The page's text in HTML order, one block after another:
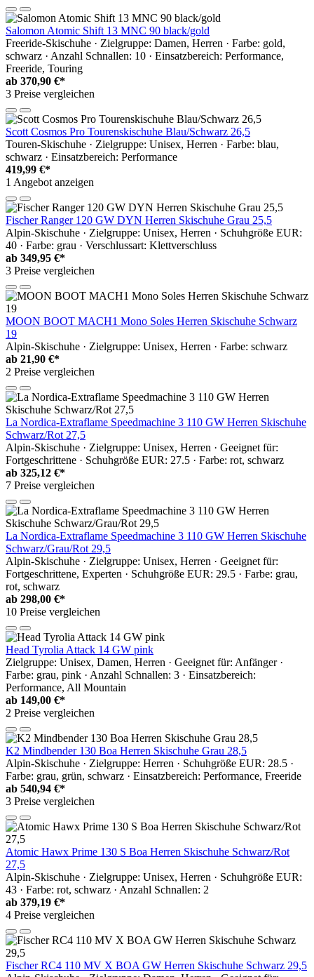
Salomon Atomic Shift 13 MNC 90 black/gold
Freeride-Skischuhe · Zielgruppe: Damen, Herren · Farbe: gold,
schwarz · Anzahl Schnallen: 10 · Einsatzbereich: Performance,
Freeride, Touring
ab 370,90 €*
3 Preise vergleichen
Scott Cosmos Pro Tourenskischuhe Blau/Schwarz 26,5
Touren-Skischuhe · Zielgruppe: Unisex, Herren · Farbe: blau,
schwarz · Einsatzbereich: Performance
419,99 €*
1 Angebot anzeigen
Fischer Ranger 120 GW DYN Herren Skischuhe Grau 25,5
Alpin-Skischuhe · Zielgruppe: Unisex, Herren · Schuhgröße EUR:
40 · Farbe: grau · Verschlussart: Klettverschluss
ab 349,95 €*
3 Preise vergleichen
MOON BOOT MACH1 Mono Soles Herren Skischuhe Schwarz
19
Alpin-Skischuhe · Zielgruppe: Unisex, Herren · Farbe: schwarz
ab 21,90 €*
2 Preise vergleichen
La Nordica-Extraflame Speedmachine 3 110 GW Herren Skischuhe
Schwarz/Rot 27,5
Alpin-Skischuhe · Zielgruppe: Unisex, Herren · Geeignet für:
Fortgeschrittene · Schuhgröße EUR: 27.5 · Farbe: rot, schwarz
ab 325,12 €*
7 Preise vergleichen
La Nordica-Extraflame Speedmachine 3 110 GW Herren Skischuhe
Schwarz/Grau/Rot 29,5
Alpin-Skischuhe · Zielgruppe: Unisex, Herren · Geeignet für:
Fortgeschrittene, Experten · Schuhgröße EUR: 29.5 · Farbe: grau,
rot, schwarz
ab 298,00 €*
10 Preise vergleichen
Head Tyrolia Attack 14 GW pink
Zielgruppe: Unisex, Damen, Herren · Geeignet für: Anfänger ·
Farbe: grau, pink · Anzahl Schnallen: 3 · Einsatzbereich:
Performance, All Mountain
ab 149,00 €*
2 Preise vergleichen
K2 Mindbender 130 Boa Herren Skischuhe Grau 28,5
Alpin-Skischuhe · Zielgruppe: Herren · Schuhgröße EUR: 28.5 ·
Farbe: grau, grün, schwarz · Einsatzbereich: Performance, Freeride
ab 540,94 €*
3 Preise vergleichen
Atomic Hawx Prime 130 S Boa Herren Skischuhe Schwarz/Rot
27,5
Alpin-Skischuhe · Zielgruppe: Unisex, Herren · Schuhgröße EUR:
43 · Farbe: rot, schwarz · Anzahl Schnallen: 2
ab 379,19 €*
4 Preise vergleichen
Fischer RC4 110 MV X BOA GW Herren Skischuhe Schwarz 29,5